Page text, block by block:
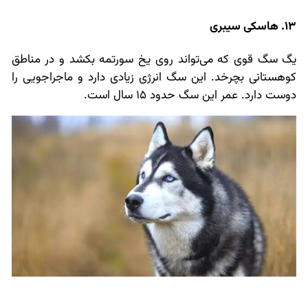
13. هاسکی سیبری
یگ سگ قوی که می‌تواند روی یخ سورتمه بکشد و در مناطق
کوهستانی بچرخد. این سگ انرژی زیادی دارد و ماجراجویی را
دوست دارد. عمر این سگ حدود 15 سال است.